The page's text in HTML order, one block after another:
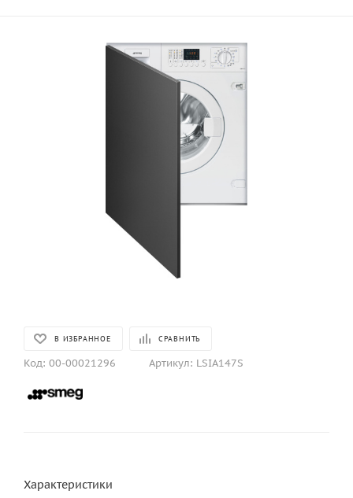
В ИЗБРАННОЕ СРАВНИТЬ
Код: 00-00021296 Артикул: LSIA147S
Характеристики